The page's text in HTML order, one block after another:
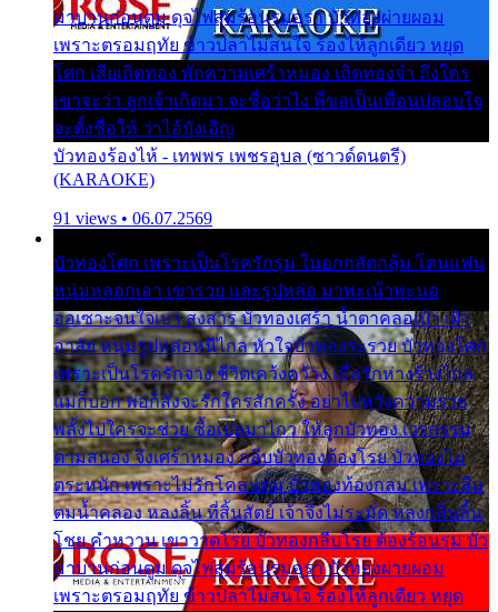
มาบานก่อนตูม ดุจไฟสุมร้อนรุมอุรา บัวทองผ่ายผอม
เพราะตรอมฤทัย ข้าวปลาไม่สนใจ ร้องไห้ลูกเดียว หยุด
โศก เสียเถิดทอง พักความเศร้าหมอง เถิดทองจ๋า ถึงใคร
เขาจะว่า ลูกเจ้าเกิดมา จะชื่อว่าไง พี่ขอเป็นเพื่อนปลอบใจ
จะตั้งชื่อให้ ว่าไอ้บังเอิญ
บัวทองร้องไห้ - เทพพร เพชรอุบล (ซาวด์ดนตรี)
(KARAOKE)
91 views • 06.07.2569
บัวทองโศก เพราะเป็นโรครักรุม ในอกกลัดกลุ้ม โดนแฟน
หนุ่มหลอกเอา เขารวย และรูปหล่อ มาพะเน้าพะนอ
ออเซาะจนใจเบา สงสาร บัวทองเศร้า น้ำตาคลอเบ้า เฝ้า
อาลัย หนุ่มรูปหล่อหนีไกล หัวใจบัวทองระรวย บัวทองโศก
เพราะเป็นโรครักจาง ชีวิตเคว้งคว้าง เมื่อรักห่างร้างไกล
แม่ก็บอก พ่อก็สั่งจะรักใครสักครั้ง อย่าไปหวังความรวย
พลั้งไปใครจะช่วย ซื้อเปลมาไกว ให้ลูกบัวทอง เวรกรรม
ตามสนอง จึงเศร้าหมอง กลีบบัวทองต้องโรย บัวทองไม่
ตระหนัก เพราะไม่รักโคลนตม บัวทองท้องกลม เพราะลืม
ตมน้ำคลอง หลงลิ้น ที่สิ้นสัตย์ เจ้าจึงไม่ระมัด หลงกลิ่นลิ้น
โชย คำหวาน เขาวาดโรย บัวทองกลีบโรย ต้องร้อนรุม บัว
มาบานก่อนตูม ดุจไฟสุมร้อนรุมอุรา บัวทองผ่ายผอม
เพราะตรอมฤทัย ข้าวปลาไม่สนใจ ร้องไห้ลูกเดียว หยุด